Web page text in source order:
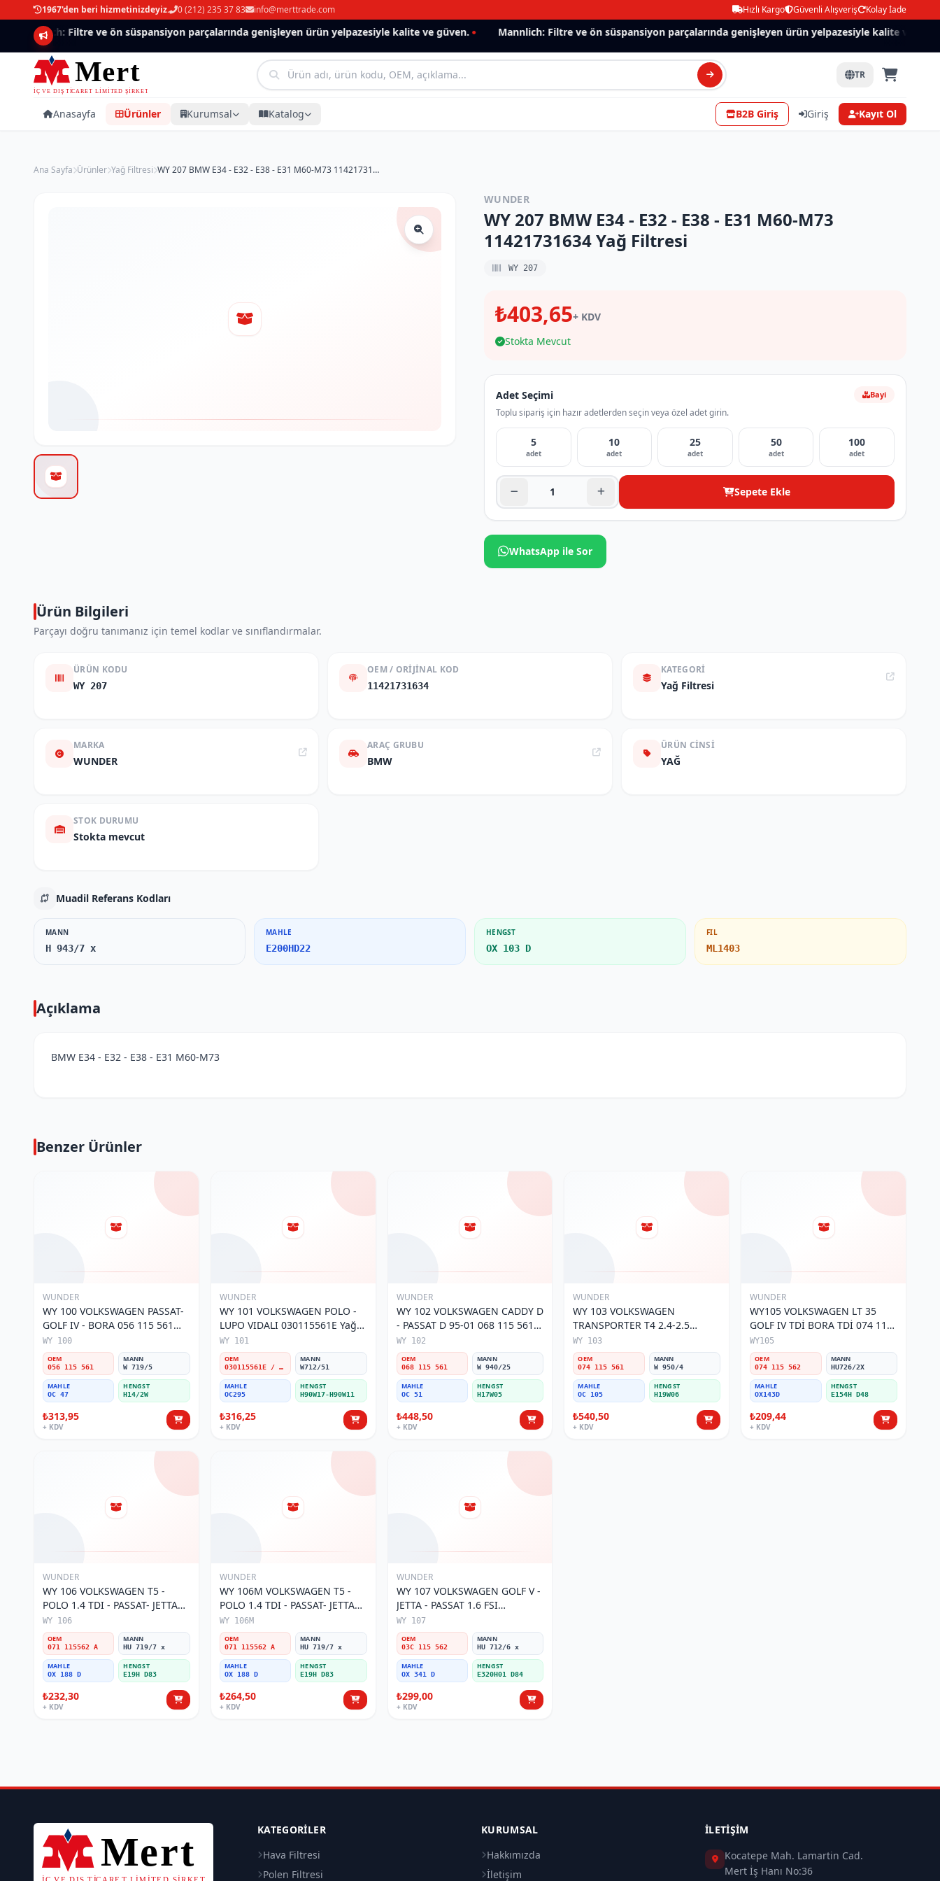
1967'den beri hizmetinizdeyiz. 0 (212) 235 37 83 info@merttrade.com Hızlı Kargo Güvenli Alışveriş Kolay İade
Mannlich: Filtre ve ön süspansiyon parçalarında genişleyen ürün yelpazesiyle kalite ve güven. Mannlich: Filtre ve ön süspansiyon parçalarında genişleyen ürün yelpazesiyle kalite ve güven.
TR
Anasayfa Ürünler Kurumsal Katalog B2B Giriş Giriş Kayıt Ol
Ana Sayfa Ürünler Yağ Filtresi WY 207 BMW E34 - E32 - E38 - E31 M60-M73 11421731634 Yağ Filtresi
WUNDER
WY 207 BMW E34 - E32 - E38 - E31 M60-M73
11421731634 Yağ Filtresi
WY 207
₺403,65+ KDV
Stokta Mevcut
Adet Seçimi
Toplu sipariş için hazır adetlerden seçin veya özel adet girin.
Bayi
5
adet
10
adet
25
adet
50
adet
100
adet
Sepete Ekle
WhatsApp ile Sor
Ürün Bilgileri
Parçayı doğru tanımanız için temel kodlar ve sınıflandırmalar.
ÜRÜN KODU
WY 207
OEM / ORIJINAL KOD
11421731634
KATEGORI
Yağ Filtresi
MARKA
WUNDER
ARAÇ GRUBU
BMW
ÜRÜN CINSI
YAĞ
STOK DURUMU
Stokta mevcut
Muadil Referans Kodları
MANN
H 943/7 x
MAHLE
E200HD22
HENGST
OX 103 D
FIL
ML1403
Açıklama
BMW E34 - E32 - E38 - E31 M60-M73
Benzer Ürünler
WUNDER
WY 100 VOLKSWAGEN PASSAT-
GOLF IV - BORA 056 115 561
Yağ Filtresi
WY 100
OEM
056 115 561
MANN
W 719/5
MAHLE
OC 47
HENGST
H14/2W
₺313,95
+ KDV
WUNDER
WY 101 VOLKSWAGEN POLO -
LUPO VIDALI 030115561E Yağ
Filtresi
WY 101
OEM
030115561E / 030115561AA / 030115561AB / 030115561AD
MANN
W712/51
MAHLE
OC295
HENGST
H90W17-H90W11
₺316,25
+ KDV
WUNDER
WY 102 VOLKSWAGEN CADDY D
- PASSAT D 95-01 068 115 561
Yağ Filtresi
WY 102
OEM
068 115 561
MANN
W 940/25
MAHLE
OC 51
HENGST
H17W05
₺448,50
+ KDV
WUNDER
WY 103 VOLKSWAGEN
TRANSPORTER T4 2.4-2.5
MOTOR 074 115 561 Yağ
Filtresi
WY 103
OEM
074 115 561
MANN
W 950/4
MAHLE
OC 105
HENGST
H19W06
₺540,50
+ KDV
WUNDER
WY105 VOLKSWAGEN LT 35
GOLF IV TDİ BORA TDİ 074 115
562 Yağ Filtresi
WY105
OEM
074 115 562
MANN
HU726/2X
MAHLE
OX143D
HENGST
E154H D48
₺209,44
+ KDV
WUNDER
WY 106 VOLKSWAGEN T5 -
POLO 1.4 TDI - PASSAT- JETTA
03-11 071 115562 A Yağ Filtresi
WY 106
OEM
071 115562 A
MANN
HU 719/7 x
MAHLE
OX 188 D
HENGST
E19H D83
₺232,30
+ KDV
WUNDER
WY 106M VOLKSWAGEN T5 -
POLO 1.4 TDI - PASSAT- JETTA
071 115562 A Yağ Filtresi
WY 106M
OEM
071 115562 A
MANN
HU 719/7 x
MAHLE
OX 188 D
HENGST
E19H D83
₺264,50
+ KDV
WUNDER
WY 107 VOLKSWAGEN GOLF V -
JETTA - PASSAT 1.6 FSI
BENZİNLİ 03C 115 562 Yağ
Filtresi
WY 107
OEM
03C 115 562
MANN
HU 712/6 x
MAHLE
OX 341 D
HENGST
E320H01 D84
₺299,00
+ KDV
KATEGORILER
Hava Filtresi
Polen Filtresi
KURUMSAL
Hakkımızda
İletişim
İLETIŞIM
Kocatepe Mah. Lamartin Cad.
Mert İş Hanı No:36